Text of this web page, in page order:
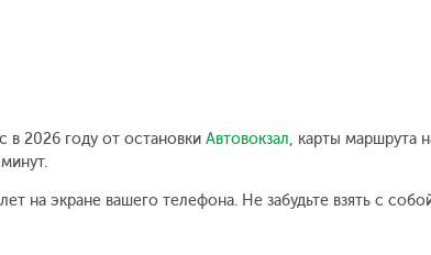
в 2026 году от остановки Автовокзал, карты маршрута
на экране вашего телефона. Не забудьте взять с